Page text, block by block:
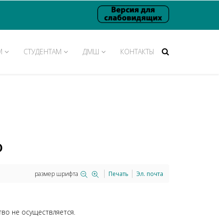
СТУДЕНТАМ ДМШ КОНТАКТЫ
размер шрифта Печать Эл. почта
не осуществляется.